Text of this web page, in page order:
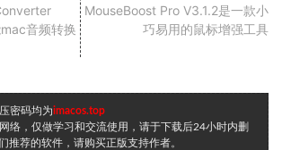
音频转换
MouseBoost Pro V3.1.2是一款小
巧易用的鼠标增强工具
密码均为imacos.top
络，仅做学习和交流使用，请于下载后24小时内删
推荐的软件，请购买正版支持作者。